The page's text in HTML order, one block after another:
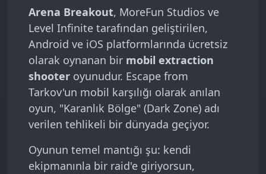
Arena Breakout, MoreFun Studios ve
Level Infinite tarafından geliştirilen,
Android ve iOS platformlarında ücretsiz
olarak oynanan bir mobil extraction
shooter oyunudur. Escape from
Tarkov'un mobil karşılığı olarak anılan
oyun, "Karanlık Bölge" (Dark Zone) adı
verilen tehlikeli bir dünyada geçiyor.
Oyunun temel mantığı şu: kendi
ekipmanınla bir raid'e giriyorsun,